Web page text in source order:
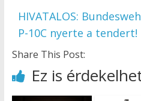
HIVATALOS:
P-10C nyerte a tendert!
Share This Post:
Ez is